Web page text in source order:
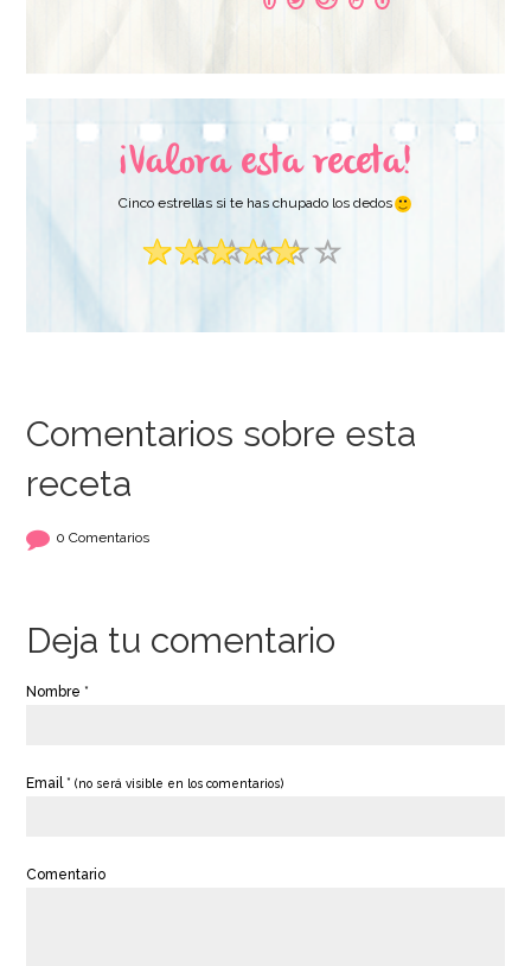
¡Valora esta receta!
Cinco estrellas si te has chupado los dedos
Comentarios sobre esta
receta
0 Comentarios
Deja tu comentario
Nombre *
Email *(no será visible en los comentarios)
Comentario